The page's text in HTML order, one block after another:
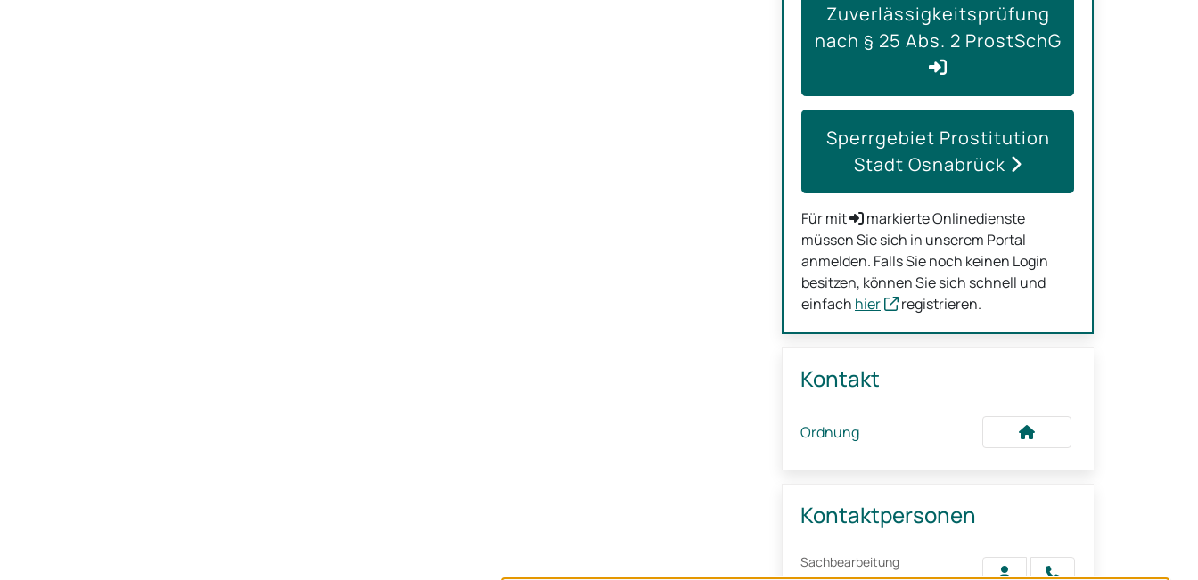
Zuverlässigkeitsprüfung
nach § 25 Abs. 2 ProstSchG
Sperrgebiet Prostitution
Stadt Osnabrück
Für mit
markierte Onlinedienste
müssen Sie sich in unserem Portal
anmelden. Falls Sie noch keinen Login
besitzen, können Sie sich schnell und
einfach hier registrieren.
Kontakt
Ordnung
Kontaktpersonen
Sachbearbeitung